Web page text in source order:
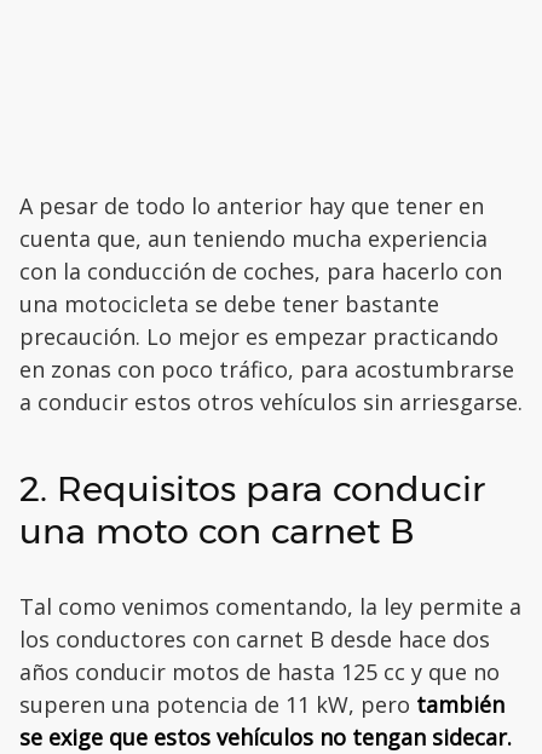
A pesar de todo lo anterior hay que tener en
cuenta que, aun teniendo mucha experiencia
con la conducción de coches, para hacerlo con
una motocicleta se debe tener bastante
precaución. Lo mejor es empezar practicando
en zonas con poco tráfico, para acostumbrarse
a conducir estos otros vehículos sin arriesgarse.
2. Requisitos para conducir
una moto con carnet B
Tal como venimos comentando, la ley permite a
los conductores con carnet B desde hace dos
años conducir motos de hasta 125 cc y que no
superen una potencia de 11 kW, pero también
se exige que estos vehículos no tengan sidecar.